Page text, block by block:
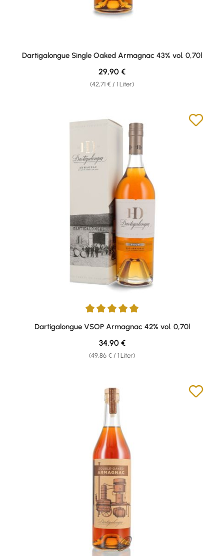
Dartigalongue Single Oaked Armagnac 43% vol. 0,70l
(42,71 € / 1 Liter)
Regulärer Preis:
29,90 €
Durchschnittliche Bewertung von 5 von 5 Sternen
Dartigalongue VSOP Armagnac 42% vol. 0,70l
(49,86 € / 1 Liter)
Regulärer Preis:
34,90 €